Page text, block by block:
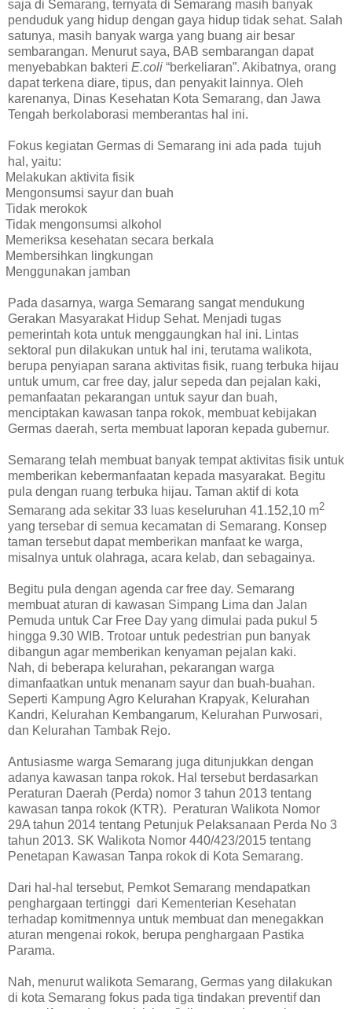
saja di Semarang, ternyata di Semarang masih banyak
penduduk yang hidup dengan gaya hidup tidak sehat. Salah
satunya, masih banyak warga yang buang air besar
sembarangan. Menurut saya, BAB sembarangan dapat
menyebabkan bakteri E.coli “berkeliaran”. Akibatnya, orang
dapat terkena diare, tipus, dan penyakit lainnya. Oleh
karenanya, Dinas Kesehatan Kota Semarang, dan Jawa
Tengah berkolaborasi memberantas hal ini.
Fokus kegiatan Germas di Semarang ini ada pada tujuh
hal, yaitu:
Melakukan aktivita fisik
Mengonsumsi sayur dan buah
Tidak merokok
Tidak mengonsumsi alkohol
Memeriksa kesehatan secara berkala
Membersihkan lingkungan
Menggunakan jamban
Pada dasarnya, warga Semarang sangat mendukung
Gerakan Masyarakat Hidup Sehat. Menjadi tugas
pemerintah kota untuk menggaungkan hal ini. Lintas
sektoral pun dilakukan untuk hal ini, terutama walikota,
berupa penyiapan sarana aktivitas fisik, ruang terbuka hijau
untuk umum, car free day, jalur sepeda dan pejalan kaki,
pemanfaatan pekarangan untuk sayur dan buah,
menciptakan kawasan tanpa rokok, membuat kebijakan
Germas daerah, serta membuat laporan kepada gubernur.
Semarang telah membuat banyak tempat aktivitas fisik untuk
memberikan kebermanfaatan kepada masyarakat. Begitu
pula dengan ruang terbuka hijau. Taman aktif di kota
Semarang ada sekitar 33 luas keseluruhan 41.152,10 m2
yang tersebar di semua kecamatan di Semarang. Konsep
taman tersebut dapat memberikan manfaat ke warga,
misalnya untuk olahraga, acara kelab, dan sebagainya.
Begitu pula dengan agenda car free day. Semarang
membuat aturan di kawasan Simpang Lima dan Jalan
Pemuda untuk Car Free Day yang dimulai pada pukul 5
hingga 9.30 WIB. Trotoar untuk pedestrian pun banyak
dibangun agar memberikan kenyaman pejalan kaki.
Nah, di beberapa kelurahan, pekarangan warga
dimanfaatkan untuk menanam sayur dan buah-buahan.
Seperti Kampung Agro Kelurahan Krapyak, Kelurahan
Kandri, Kelurahan Kembangarum, Kelurahan Purwosari,
dan Kelurahan Tambak Rejo.
Antusiasme warga Semarang juga ditunjukkan dengan
adanya kawasan tanpa rokok. Hal tersebut berdasarkan
Peraturan Daerah (Perda) nomor 3 tahun 2013 tentang
kawasan tanpa rokok (KTR).
Peraturan Walikota Nomor
29A tahun 2014 tentang Petunjuk Pelaksanaan Perda No 3
tahun 2013. SK Walikota Nomor 440/423/2015 tentang
Penetapan Kawasan Tanpa rokok di Kota Semarang.
Dari hal-hal tersebut, Pemkot Semarang mendapatkan
penghargaan tertinggi dari Kementerian Kesehatan
terhadap komitmennya untuk membuat dan menegakkan
aturan mengenai rokok, berupa penghargaan Pastika
Parama.
Nah, menurut walikota Semarang, Germas yang dilakukan
di kota Semarang fokus pada tiga tindakan preventif dan